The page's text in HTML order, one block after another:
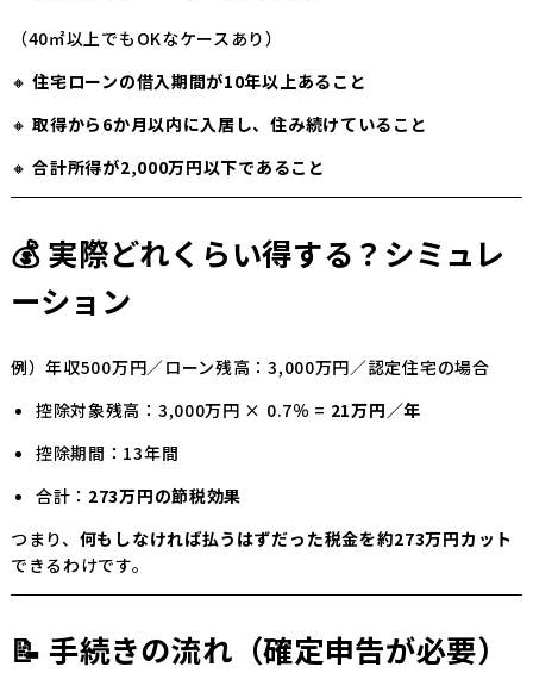
（40㎡以上でもOKなケースあり）
🔸住宅ローンの借入期間が10年以上あること
🔸取得から6か月以内に入居し、住み続けていること
🔸合計所得が2,000万円以下であること
💰 実際どれくらい得する？シミュレ
ーション
例）年収500万円／ローン残高：3,000万円／認定住宅の場合
控除対象残高：3,000万円 × 0.7％ = 21万円／年
控除期間：13年間
合計： 273万円の節税効果
つまり、 何もしなければ払うはずだった税金を約273万円カット
できるわけです。
📝 手続きの流れ（確定申告が必要）